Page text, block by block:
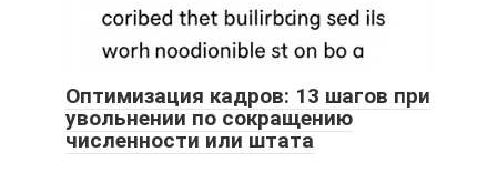
Оптимизация кадров: 13 шагов при
увольнении по сокращению
численности или штата